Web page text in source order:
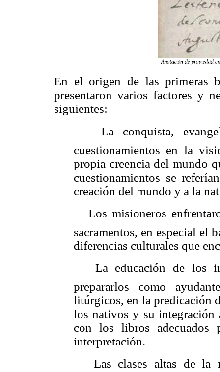
En el origen de las primeras
presentaron varios factores y
siguientes:
 La conquista,
cuestionamientos en la
propia creencia del mundo
cuestionamientos se
creación del mundo y a la
 Los misioneros
sacramentos, en especial el
diferencias culturales que
 La educación de los
prepararlos como
litúrgicos, en la predicación
los nativos y su integración
con los libros
interpretación.
 Las clases altas de la